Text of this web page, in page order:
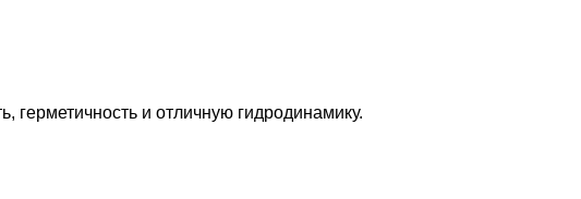
герметичность и отличную гидродинамику.